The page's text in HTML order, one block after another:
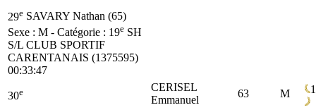
29e SAVARY Nathan (65)
Sexe : M - Catégorie : 19e SH
S/L CLUB SPORTIF
CARENTANAIS (1375595)
00:33:47
30e
CERISEL
Emmanuel
63 M 1